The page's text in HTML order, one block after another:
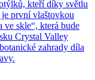
kteří díky světlu
je první vlaštovkou
skle“, která bude
Crystal Valley
zahrady díla